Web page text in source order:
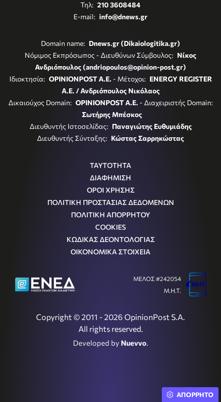
Τηλ: 210 3608484
E-mail: info@dnews.gr
Domain name: Dnews.gr (Dikaiologitika.gr)
Νόμιμος Εκπρόσωπος - Διευθύνων Σύμβουλος: Νίκος
Ανδριόπουλος (andriopoulos@opinion-post.gr)
Ιδιοκτησία: OPINIONPOST A.E. - Μέτοχοι: ENERGY REGISTER
Α.Ε. / Ανδριόπουλος Νικόλαος
Δικαιούχος Domain: OPINIONPOST A.E. - Διαχειριστής Domain:
Σωτήρης Μπέσκος
Διευθυντής Ιστοσελίδας: Παναγιώτης Ευθυμιάδης
Διευθυντής Σύνταξης: Κώστας Σαρρηκώστας
ΤΑΥΤΟΤΗΤΑ
ΔΙΑΦΗΜΙΣΗ
ΟΡΟΙ ΧΡΗΣΗΣ
ΠΟΛΙΤΙΚΗ ΠΡΟΣΤΑΣΙΑΣ ΔΕΔΟΜΕΝΩΝ
ΠΟΛΙΤΙΚΗ ΑΠΟΡΡΗΤΟΥ
COOKIES
ΚΩΔΙΚΑΣ ΔΕΟΝΤΟΛΟΓΙΑΣ
ΟΙΚΟΝΟΜΙΚΑ ΣΤΟΙΧΕΙΑ
Copyright © 2011 - 2026 OpinionPost S.A.
All rights reserved.
Developed by Nuevvo.
ΜΕΛΟΣ #242054
Μ.Η.Τ.
ΑΠΟΡΡΗΤΟ